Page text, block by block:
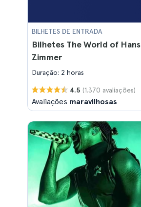
BILHETES DE ENTRADA
Bilhetes The World of Hans
Zimmer
Duração: 2 horas
4.5 (1.370 avaliações)
Avaliações maravilhosas